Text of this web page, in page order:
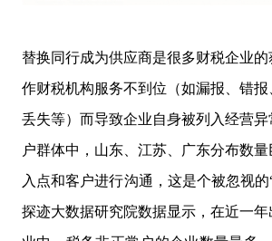
替换同行成为供应商是很多财税企业
作财税机构服务不到位（如漏报、错
丢失等）而导致企业自身被列入经营
户群体中，山东、江苏、广东分布数
入点和客户进行沟通，这是个被忽视的
探迹大数据研究院数据显示，在近一